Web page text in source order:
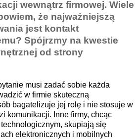
wewnątrz firmowej. Wiele
że najważniejszą
jest kontakt
Spójrzmy na kwestie
od strony
musi zadać sobie każda
w firmie skuteczną
bagatelizuje jej rolę i nie stosuje w
komunikacji. Inne firmy, chcąc
skupiają się
elektronicznych i mobilnych